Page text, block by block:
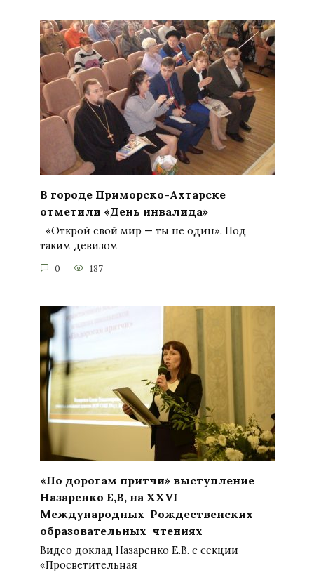
В городе Приморско-Ахтарске
отметили «День инвалида»
«Открой свой мир — ты не один». Под
таким девизом
0 187
«По дорогам притчи» выступление
Назаренко Е,В, на XXVI
Международных Рождественских
образовательных чтениях
Видео доклад Назаренко Е.В. с секции
«Просветительная